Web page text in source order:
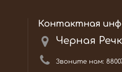
Контактная
Черная
Звоните нам: